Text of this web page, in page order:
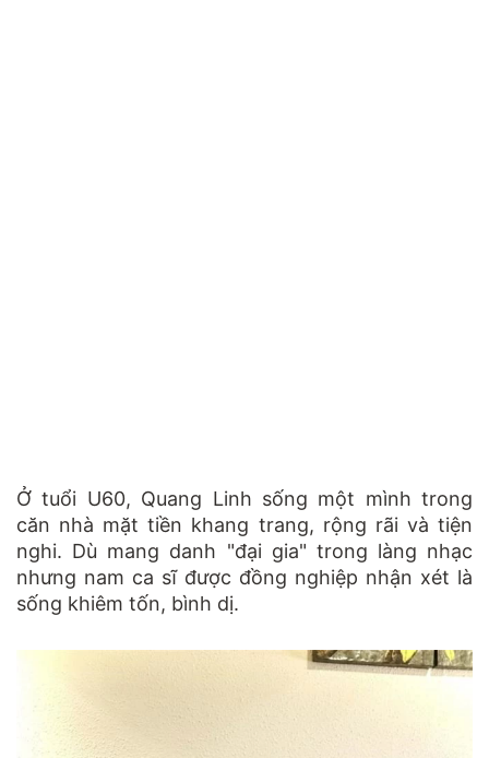
Ở tuổi U60, Quang Linh sống một mình trong
căn nhà mặt tiền khang trang, rộng rãi và tiện
nghi. Dù mang danh "đại gia" trong làng nhạc
nhưng nam ca sĩ được đồng nghiệp nhận xét là
sống khiêm tốn, bình dị.